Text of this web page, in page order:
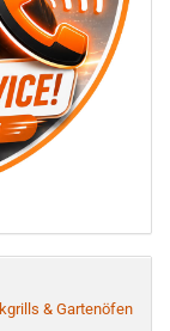
& Gartenöfen